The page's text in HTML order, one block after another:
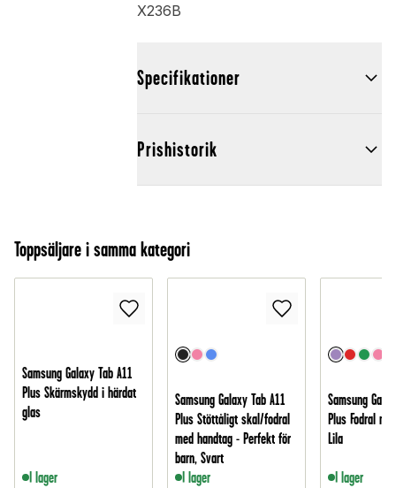
X236B
Specifikationer
Prishistorik
Toppsäljare i samma kategori
Samsung Galaxy Tab A11
Plus Skärmskydd i härdat
glas
I lager
Samsung Galaxy Tab A11
Plus Stöttåligt skal/fodral
med handtag - Perfekt för
barn, Svart
I lager
Samsung
Plus Fodral
Lila
I lager